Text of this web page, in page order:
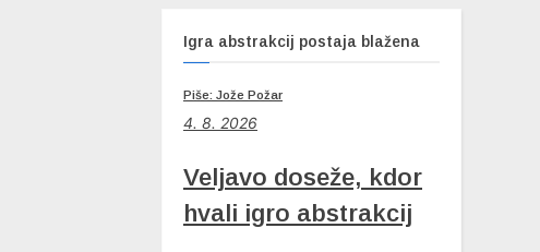
Igra abstrakcij postaja blažena
Piše: Jože Požar
4. 8. 2026
Veljavo doseže, kdor
hvali igro abstrakcij